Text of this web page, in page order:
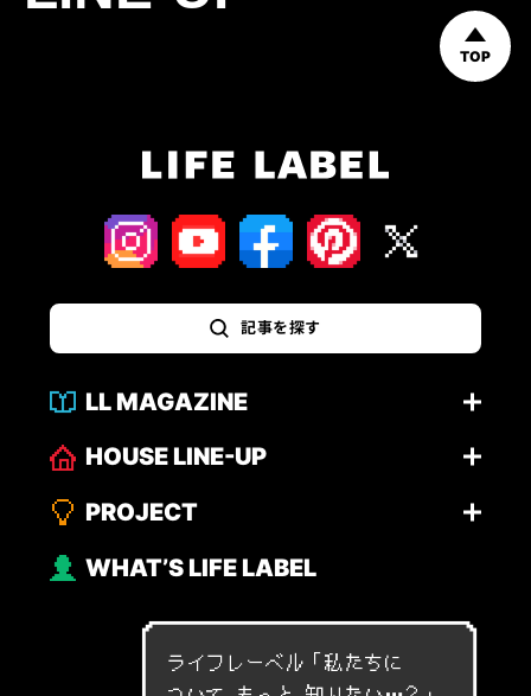
TOP
記事を探す
LL MAGAZINE
HOUSE LINE-UP
PROJECT
WHAT’S LIFE LABEL
ライフレーベル「私 たちに